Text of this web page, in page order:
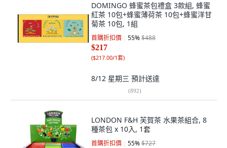
DOMINGO 蜂蜜茶包禮盒 3款組, 蜂蜜
紅茶 10包+蜂蜜薄荷茶 10包+蜂蜜洋甘
菊茶 10包, 1組
首購折扣價 55%$488
$217
($217.00/1套)
8/12 星期三 預計送達
(892)
LONDON F&H 芙賀茶 水果茶組合, 8
種茶包 x 10入, 1套
首購折扣價 55%$727